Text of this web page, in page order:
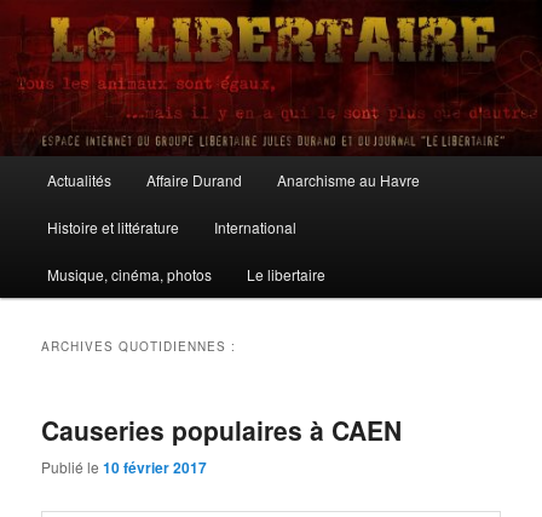
Aller
contenu
principal
Aller
contenu
secondaire
Le Libertaire
principal
Actualités Affaire Durand Anarchisme au Havre
Histoire et littérature International
Musique, cinéma, photos Le libertaire
ARCHIVES QUOTIDIENNES :
Causeries populaires à CAEN
Publié le10 février 2017